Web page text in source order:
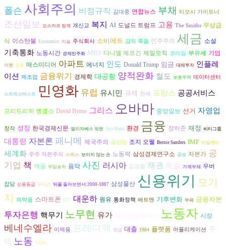
폴슨 사회주의 비정규직 김대중 연합뉴스 부채 티모시 가이트너
조선일보 오스카르 랑게 개신교 복지 AI 도널드 트럼프 고용 The Smiths 무상급
식 이스탄불 Economist 미술 주식회사 소비에트 강의 죽음 민주주의 세금 소설
기축통화 노동시간 경제민주화 MBS 다니엘 예르긴 제일모직 코레일 부유세 기업
여행 소유 매스미디어 아파트 에너지 인도 Donald Trump 임금 대체투자 인플레
이션 제조업 금융위기 경제학 대공황 양적완화 철도 보호무역 데이터센터
스트레스테스트 민영화 유럽 유시민 규제 전세 프랑스 공공서비스
프리드리히 엥겔스 David Byrne 그리스 오바마 중앙일보 선거 자영업
창작 성장 한국경제신문 엘리자베스 워렌 Ayn Rand 환경 금융 장하준 재정 씨티그룹
대통령 자본론 패니메 제국주의 공산당 조지 오웰 Bernie Sanders IMF 아일랜드
세계화 주주 자본주의 스위스 보이지 않는 손 노동력 삼성경제연구소 공포 자본가 공
기업 책 애플 무임승차 음악 사진 러시아 김정렴 채권 독일 가계부채 우버
잡담 신용등급 무디스 뒤를 돌아보면서:2000-1887 삼성물산 신용위기 모기
지
의약품 스마트폰 DTI 대운하 원유 통화정책 배트맨 기후변화 부패 금융자본
투자은행 핵무기 노무현 유가 노동자 시장
베네수엘라 이재용 프레디맥 연금 대출 1984 플랫폼 어플리케이션
주
택
노동 TSMC